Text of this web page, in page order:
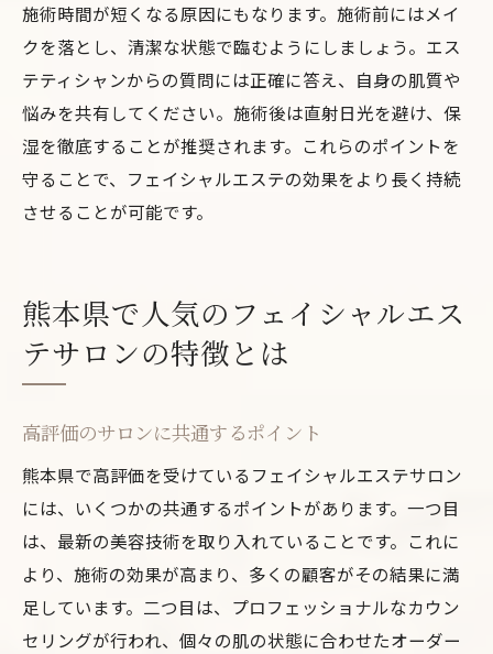
施術時間が短くなる原因にもなります。施術前にはメイ
クを落とし、清潔な状態で臨むようにしましょう。エス
テティシャンからの質問には正確に答え、自身の肌質や
悩みを共有してください。施術後は直射日光を避け、保
湿を徹底することが推奨されます。これらのポイントを
守ることで、フェイシャルエステの効果をより長く持続
させることが可能です。
熊本県で人気のフェイシャルエス
テサロンの特徴とは
高評価のサロンに共通するポイント
熊本県で高評価を受けているフェイシャルエステサロン
には、いくつかの共通するポイントがあります。一つ目
は、最新の美容技術を取り入れていることです。これに
より、施術の効果が高まり、多くの顧客がその結果に満
足しています。二つ目は、プロフェッショナルなカウン
セリングが行われ、個々の肌の状態に合わせたオーダー